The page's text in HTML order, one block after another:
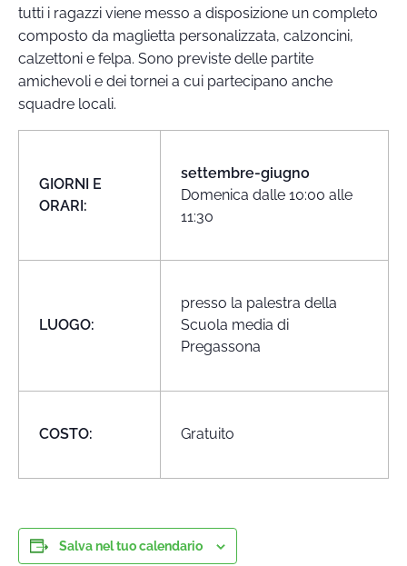
tutti i ragazzi viene messo a disposizione un completo
composto da maglietta personalizzata, calzoncini,
calzettoni e felpa. Sono previste delle partite
amichevoli e dei tornei a cui partecipano anche
squadre locali.
GIORNI E
ORARI:
settembre-giugno
Domenica dalle 10:00 alle
11:30
LUOGO:
presso la palestra della
Scuola media di
Pregassona
COSTO: Gratuito
Salva nel tuo calendario